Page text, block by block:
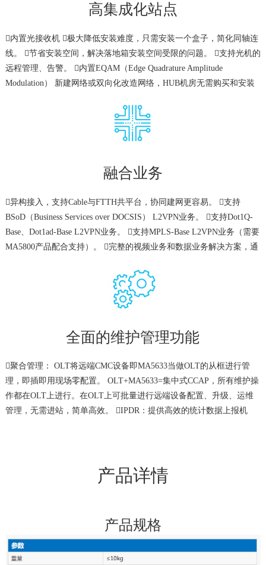
高集成化站点
内置光接收机 极大降低安装难度，只需安装一个盒子，简化同轴连
线。 节省安装空间，解决落地箱安装空间受限的问题。 支持光机的
远程管理、告警。 内置EQAM（Edge Quadrature Amplitude
Modulation） 新建网络或双向化改造网络，HUB机房无需购买和安装
EQAM，节省投资、降低HUB机房组网复杂性和维护成本。
融合业务
异构接入，支持Cable与FTTH共平台，协同建网更容易。 支持
BSoD（Business Services over DOCSIS） L2VPN业务。 支持Dot1Q-
Base、Dot1ad-Base L2VPN业务。 支持MPLS-Base L2VPN业务（需要
MA5800产品配合支持）。 完整的视频业务和数据业务解决方案，通
全面的维护管理功能
聚合管理： OLT将远端CMC设备即MA5633当做OLT的从框进行管
理，即插即用现场零配置。 OLT+MA5633=集中式CCAP，所有维护操
作都在OLT上进行。在OLT上可批量进行远端设备配置、升级、运维
管理，无需进站，简单高效。 IPDR：提供高效的统计数据上报机
握上行信道的噪声分布情况，配置业务时避开噪声比较大的频段，减
少噪声对用户业务的干扰。 网络运维中，通过此功能排查线路是否
围内，支持载波扫描、底噪扫 描。采样间隔为100ms，采样步长为
50kHz，采集数据延迟10-40s显示。 PNM（Proactive Network
Maintenance，主动网络维护）：在网络发生故障影响用户业务前，利
产品详情
产品规格